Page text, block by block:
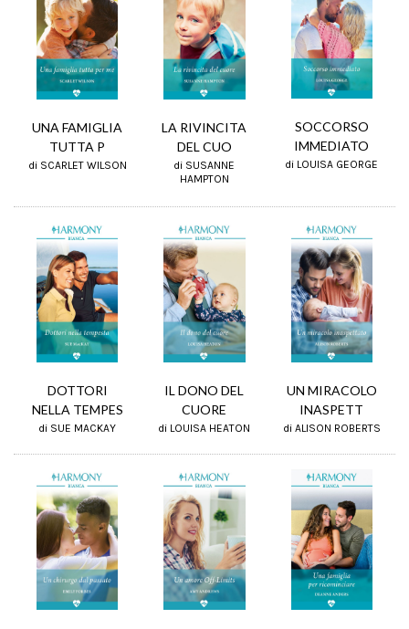
UNA FAMIGLIA
TUTTA P
di SCARLET WILSON
LA RIVINCITA
DEL CUO
di SUSANNE
HAMPTON
SOCCORSO
IMMEDIATO
di LOUISA GEORGE
DOTTORI
NELLA TEMPES
di SUE MACKAY
IL DONO DEL
CUORE
di LOUISA HEATON
UN MIRACOLO
INASPETT
di ALISON ROBERTS